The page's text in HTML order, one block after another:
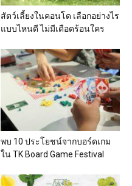
สัตว์เลี้ยงในคอนโด เลือกอย่างไร
แบบไหนดี ไม่มีเดือดร้อนใคร
พบ 10 ประโยชน์จากบอร์ดเกม
ใน TK Board Game Festival